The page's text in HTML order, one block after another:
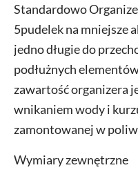
quantity
Standardowo
5pudelek na mniejsze
jedno długie do
podłużnych
zawartość organizera
wnikaniem wody i
zamontowanej w
Wymiary zewnętrzne